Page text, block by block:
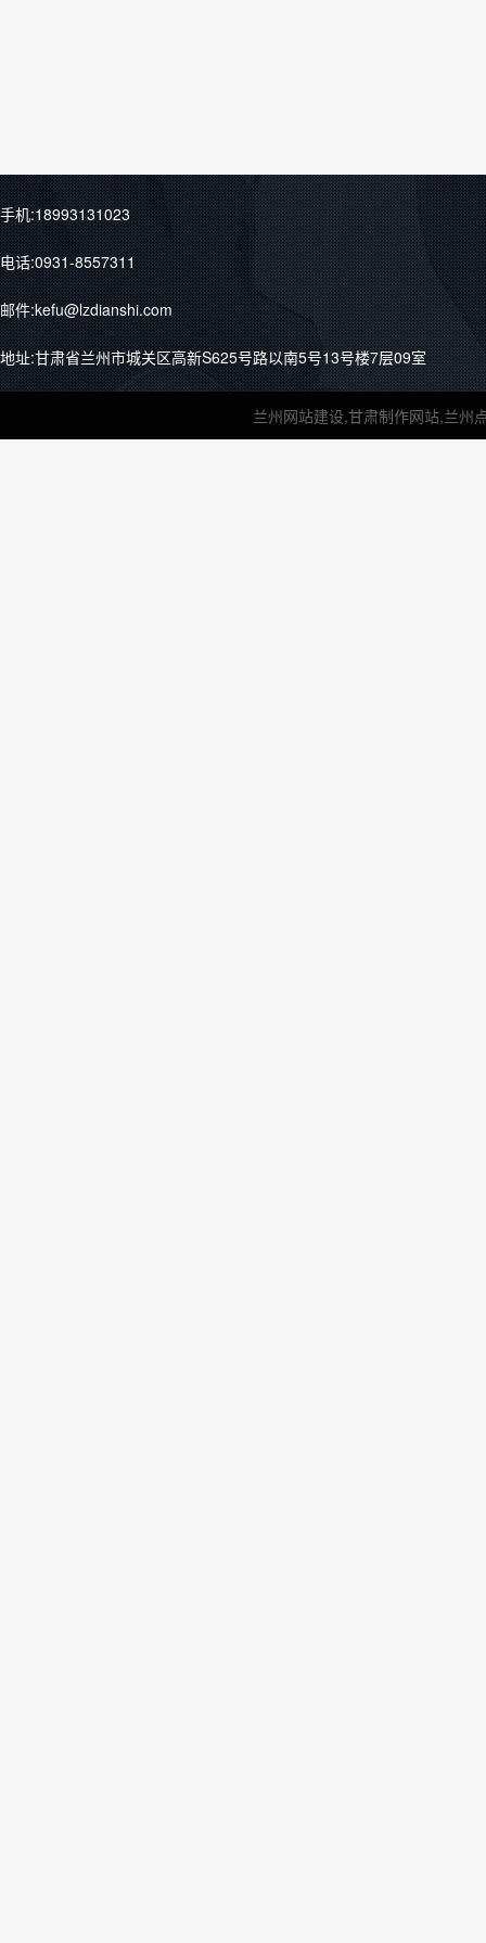
手机:18993131023
电话:0931-8557311
邮件:kefu@lzdianshi.com
地址:甘肃省兰州市城关区高新S625号路以南5号13号楼7层09室
兰州网站建设,甘肃制作网站,